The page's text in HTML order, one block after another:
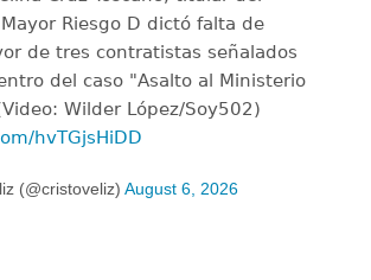
Mayor Riesgo D dictó falta de
de tres contratistas señalados
del caso "Asalto al Ministerio
Wilder López/Soy502)
hvTGjsHiDD
(@cristoveliz) August 6, 2026